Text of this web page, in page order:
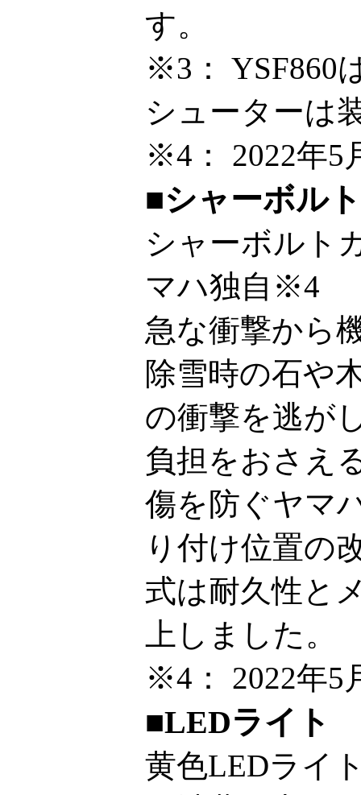
す。
※3：
YSF860
シューターは
※4：
2022年5
■シャーボル
シャーボルト
マハ独自※4
急な衝撃から
除雪時の石や
の衝撃を逃が
負担をおさえ
傷を防ぐヤマ
り付け位置の
式は耐久性と
上しました。
※4：
2022年5
■LEDライト
黄色LEDライ